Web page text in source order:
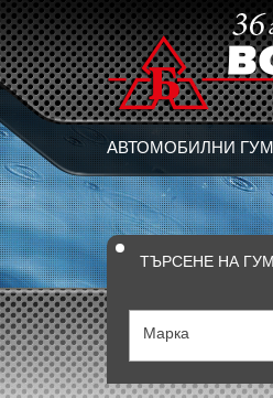
АВТОМОБИЛНИ
ТЪРСЕНЕ НА
Марка